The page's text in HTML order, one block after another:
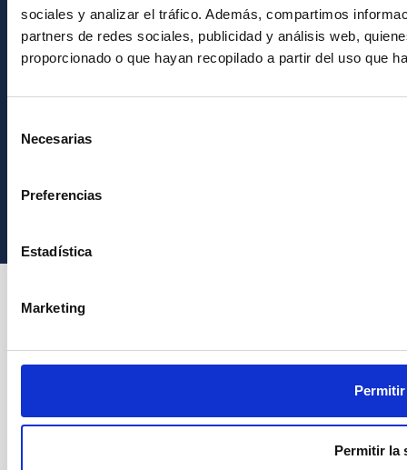
sociales y analizar el tráfico. Además, compartimos
partners de redes sociales, publicidad y análisis web,
proporcionado o que hayan recopilado a partir del uso que
Necesarias
Preferencias
Estadística
Marketing
Permitir la